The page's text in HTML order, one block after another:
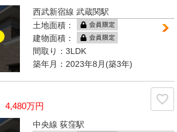
西武新宿線 武蔵関駅
土地面積：
建物面積：
間取り：3LDK
築年月：2023年8月(築3年)
4,480万円
中央線 荻窪駅